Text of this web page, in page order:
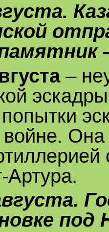
–
войне.
Артура.
под